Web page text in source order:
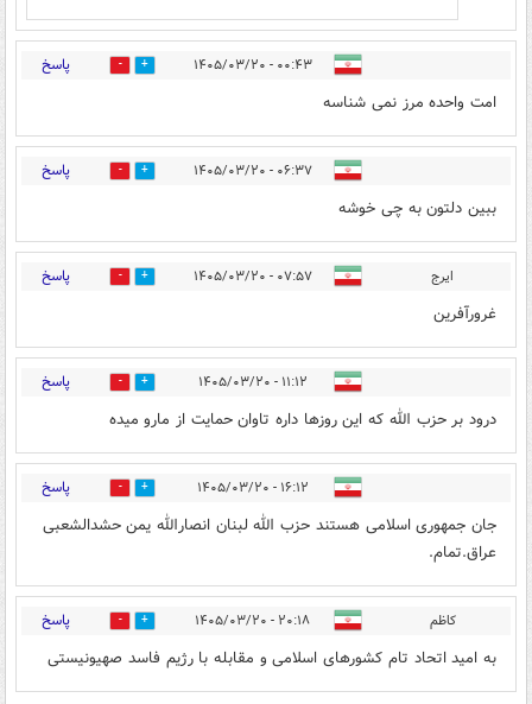
۰۰:۴۳ - ۱۴۰۵/۰۳/۲۰ 12 پاسخ
امت واحده مرز نمی شناسه
۰۶:۳۷ - ۱۴۰۵/۰۳/۲۰ 1 پاسخ
ببین دلتون به چی خوشه
ایرج ۰۷:۵۷ - ۱۴۰۵/۰۳/۲۰ 0 پاسخ
غرورآفرین
۱۱:۱۲ - ۱۴۰۵/۰۳/۲۰ 0 پاسخ
درود بر حزب الله که این روزها داره تاوان حمایت از مارو میده
۱۶:۱۲ - ۱۴۰۵/۰۳/۲۰ 0 پاسخ
جان جمهوری اسلامی هستند حزب الله لبنان انصارالله یمن حشدالشعبی
عراق.تمام.
کاظم ۲۰:۱۸ - ۱۴۰۵/۰۳/۲۰ 0 پاسخ
به امید اتحاد تام کشورهای اسلامی و مقابله‌ با رژیم فاسد صهیونیستی